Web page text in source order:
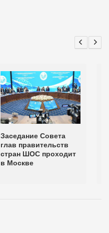
Заседание Совета
глав правительств
стран ШОС проходит
в Москве